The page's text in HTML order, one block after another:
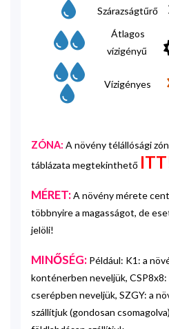
Szárazságtűrő
Átlagos
vízigényű
Vízigényes
ZÓNA: A növény télállósági
táblázata megtekinthető
MÉRET:A növény mérete
többnyire a magasságot, de
jelöli!
MINŐSÉG: Például: K1: a
konténerben neveljük,
cserépben neveljük, SZGY: a
szállítjuk (gondosan